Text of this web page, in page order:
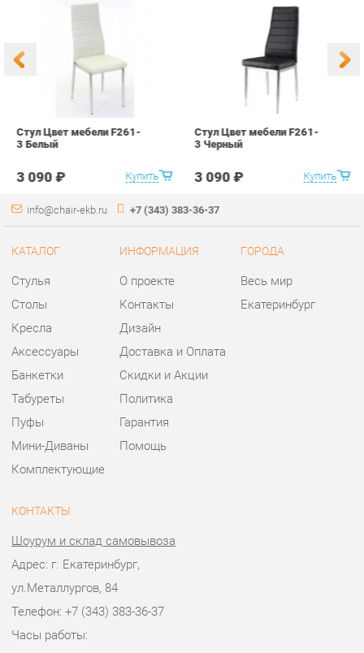
Стул Цвет мебели F261-
3 090 ₽ Купить
Стул Цвет мебели F261-
Стулья
Столы
Аксессуары
Пуфы
Мини-Диваны
Комплектующие
Контакты
Доставка и Оплата
Гарантия
Помощь
Весь мир
Екатеринбург
КОНТАКТЫ
Шоурум и склад самовывоза
Адрес: г. Екатеринбург,
ул.Металлургов, 84
Телефон: +7 (343) 383-36-37
Пн - Пт:10:00 - 20:00 (GMT+5)
Отправить сообщение